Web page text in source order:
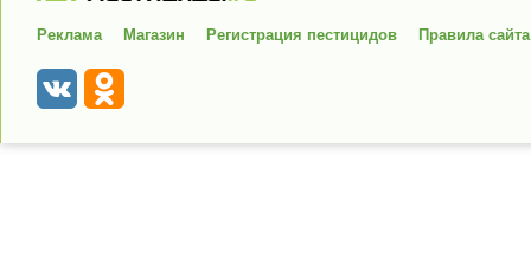
Реклама Магазин Регистрация пестицидов Правила сайта